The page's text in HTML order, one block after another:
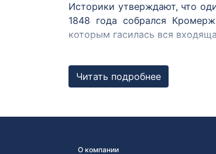
Историки утверждают, что
1848 года собрался
которым гасилась вся
1872 году. В Центральном
Известны оттиски с датой 12
Штемпель
США заметили, что в день
Читать подробнее
О компании